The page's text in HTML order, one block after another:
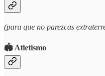
(para que no parezcas
🏟️ Atletismo